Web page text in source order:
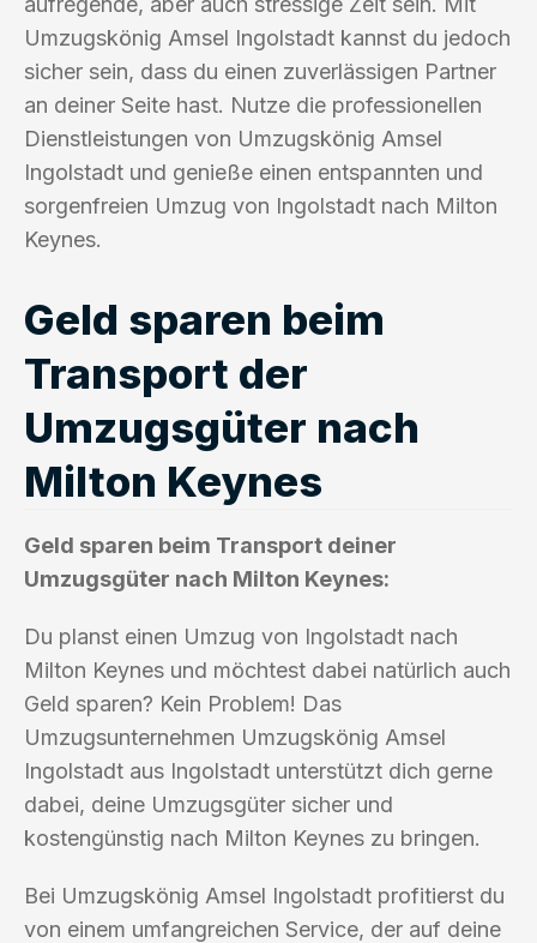
Umzugskönig Amsel Ingolstadt kannst du jedoch
sicher sein, dass du einen zuverlässigen Partner
an deiner Seite hast. Nutze die professionellen
Dienstleistungen von Umzugskönig Amsel
Ingolstadt und genieße einen entspannten und
sorgenfreien Umzug von Ingolstadt nach Milton
Keynes.
Geld sparen beim
Transport der
Umzugsgüter nach
Milton Keynes
Geld sparen beim Transport deiner
Umzugsgüter nach Milton Keynes:
Du planst einen Umzug von Ingolstadt nach
Milton Keynes und möchtest dabei natürlich auch
Geld sparen? Kein Problem! Das
Umzugsunternehmen Umzugskönig Amsel
Ingolstadt aus Ingolstadt unterstützt dich gerne
dabei, deine Umzugsgüter sicher und
kostengünstig nach Milton Keynes zu bringen.
Bei Umzugskönig Amsel Ingolstadt profitierst du
von einem umfangreichen Service, der auf deine